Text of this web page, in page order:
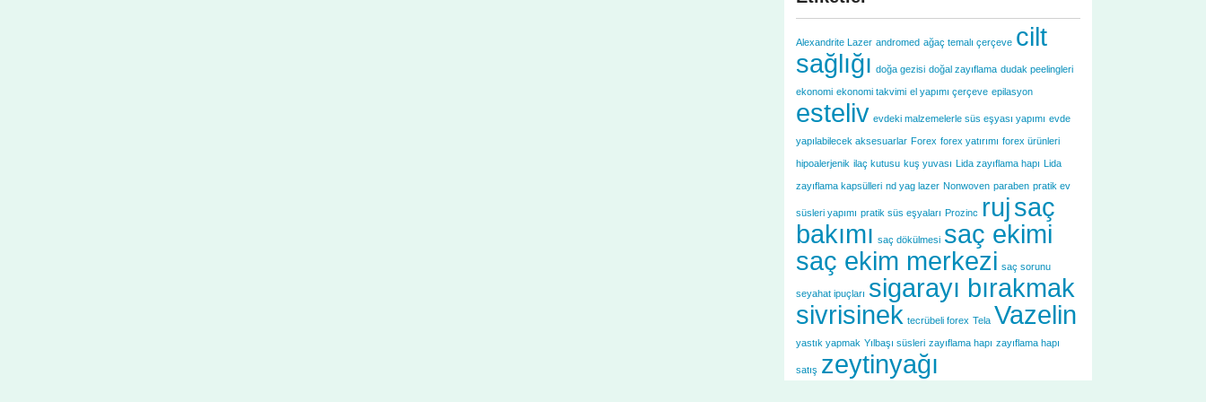
Alexandrite Lazer andromed ağaç temalı çerçeve cilt
sağlığı doğa gezisi doğal zayıflama dudak peelingleri
ekonomi ekonomi takvimi el yapımı çerçeve epilasyon
esteliv evdeki malzemelerle süs eşyası yapımı evde
yapılabilecek aksesuarlar Forex forex yatırımı forex ürünleri
hipoalerjenik ilaç kutusu kuş yuvası Lida zayıflama hapı Lida
zayıflama kapsülleri nd yag lazer Nonwoven paraben pratik ev
süsleri yapımı pratik süs eşyaları Prozinc rujsaç
bakımı saç dökülmesi saç ekimi
saç ekim merkezi saç sorunu
seyahat ipuçları sigarayı bırakmak
sivrisinek tecrübeli forex Tela Vazelin
yastık yapmak Yılbaşı süsleri zayıflama hapı zayıflama hapı
satış zeytinyağı